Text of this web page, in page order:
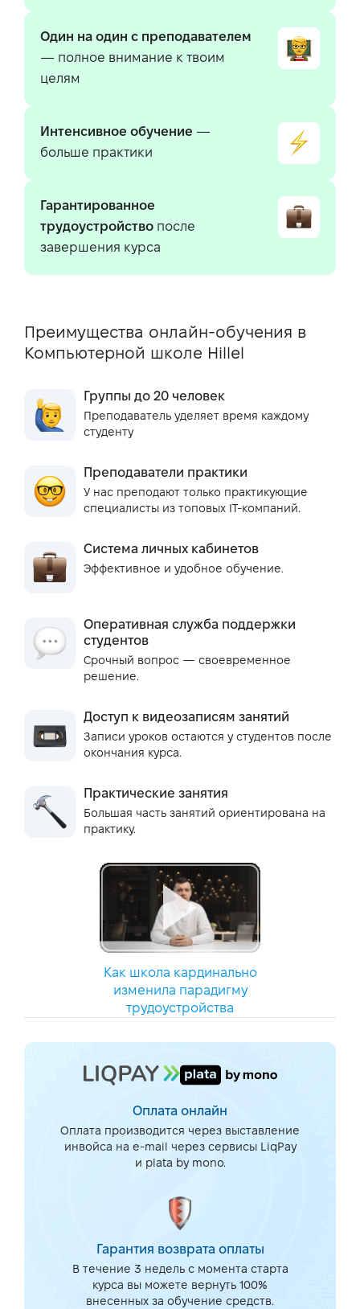
Один на один с преподавателем
— полное внимание к твоим
целям
Интенсивное обучение —
больше практики
Гарантированное
трудоустройство после
завершения курса
Преимущества онлайн-обучения в
Компьютерной школе Hillel
Группы до 20 человек
Преподаватель уделяет время каждому
студенту
Преподаватели практики
У нас преподают только практикующие
специалисты из топовых IT-компаний.
Система личных кабинетов
Эффективное и удобное обучение.
Оперативная служба поддержки
студентов
Срочный вопрос — своевременное
решение.
Доступ к видеозаписям занятий
Записи уроков остаются у студентов после
окончания курса.
Практические занятия
Большая часть занятий ориентирована на
практику.
Как школа кардинально
изменила парадигму
трудоустройства
Оплата онлайн
Оплата производится через выставление
инвойса на e-mail через сервисы LiqPay
и plata by mono.
Гарантия возврата оплаты
В течение 3 недель с момента старта
курса вы можете вернуть 100%
внесенных за обучение средств.